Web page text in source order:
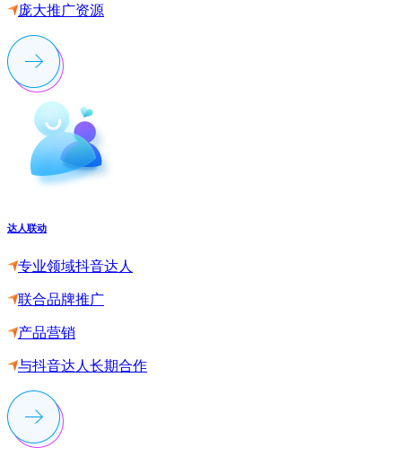
庞大推广资源
达人联动
专业领域抖音达人
联合品牌推广
产品营销
与抖音达人长期合作